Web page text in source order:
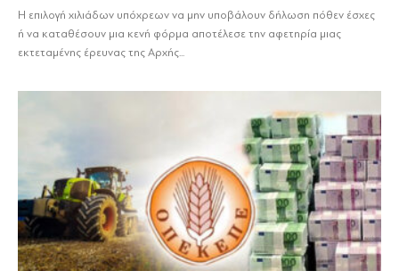
Η επιλογή χιλιάδων υπόχρεων να μην υποβάλουν δήλωση πόθεν έσχες
ή να καταθέσουν μια κενή φόρμα αποτέλεσε την αφετηρία μιας
εκτεταμένης έρευνας της Αρχής...